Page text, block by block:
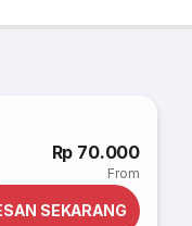
Rp 70.000
From
SEKARANG